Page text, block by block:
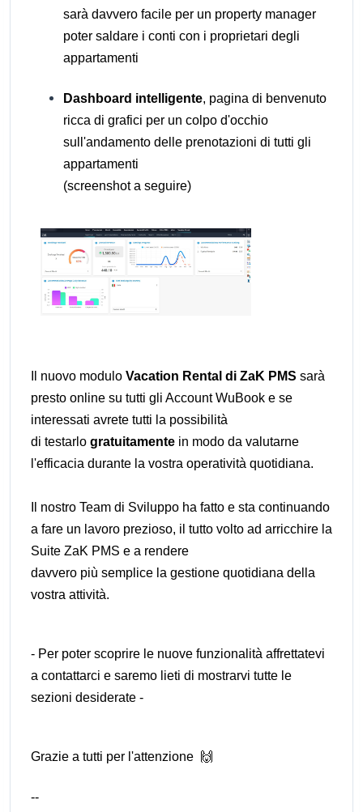
sarà davvero facile per un property manager
poter saldare i conti con i proprietari degli
appartamenti
Dashboard intelligente, pagina di benvenuto
ricca di grafici per un colpo d'occhio
sull'andamento delle prenotazioni di tutti gli
appartamenti
(screenshot a seguire)
Il nuovo modulo Vacation Rental di ZaK PMS sarà
presto online su tutti gli Account WuBook e se
interessati avrete tutti la possibilità
di testarlo gratuitamente in modo da valutarne
l'efficacia durante la vostra operatività quotidiana.
Il nostro Team di Sviluppo ha fatto e sta continuando
a fare un lavoro prezioso, il tutto volto ad arricchire la
Suite ZaK PMS e a rendere
davvero più semplice la gestione quotidiana della
vostra attività.
- Per poter scoprire le nuove funzionalità affrettatevi
a contattarci e saremo lieti di mostrarvi tutte le
sezioni desiderate -
Grazie a tutti per l'attenzione 🙌
--